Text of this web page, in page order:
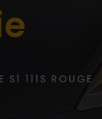
S1 111S ROUGE